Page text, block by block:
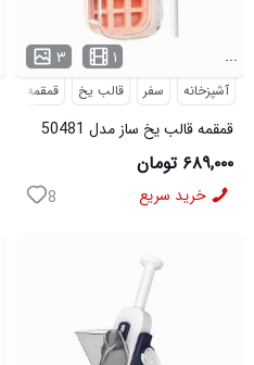
۳ ۱ ...
آشپزخانه سفر قالب یخ قمقمه
قمقمه قالب یخ ساز مدل 50481
۶۸۹,۰۰۰ تومان
خرید سریع 8